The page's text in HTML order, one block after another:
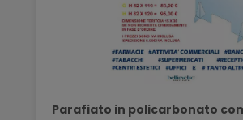
Parafiato in policarbonato